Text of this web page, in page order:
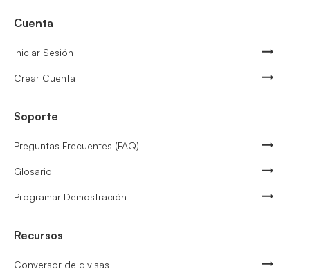
Cuenta
Iniciar Sesión
Crear Cuenta
Soporte
Preguntas Frecuentes (FAQ)
Glosario
Programar Demostración
Recursos
Conversor de divisas